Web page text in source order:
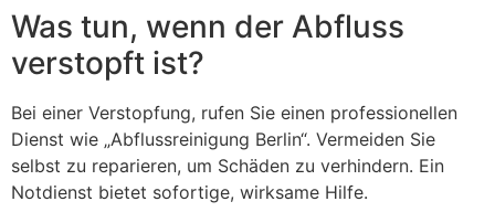
Was tun, wenn der Abfluss
verstopft ist?
Bei einer Verstopfung, rufen Sie einen professionellen
Dienst wie „Abflussreinigung Berlin“. Vermeiden Sie
selbst zu reparieren, um Schäden zu verhindern. Ein
Notdienst bietet sofortige, wirksame Hilfe.